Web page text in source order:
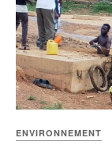
ENVIRONNEMENT